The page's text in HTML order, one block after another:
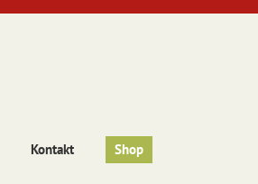
Kontakt Shop